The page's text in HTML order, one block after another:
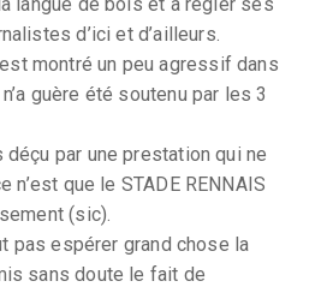
d’ici et d’ailleurs.
montré un peu agressif dans
guère été soutenu par les 3
par une prestation qui ne
n’est que le STADE RENNAIS
(sic).
pas espérer grand chose la
sans doute le fait de